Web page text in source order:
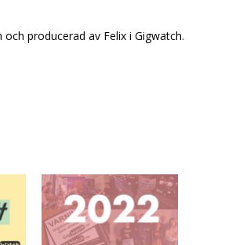
och producerad av Felix i Gigwatch.